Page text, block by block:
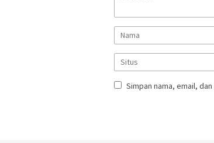
Simpan nama, email,